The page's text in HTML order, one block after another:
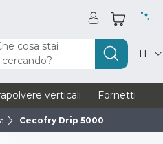
cosa stai
cercando?
IT
verticali Fornetti
Cecofry Drip 5000